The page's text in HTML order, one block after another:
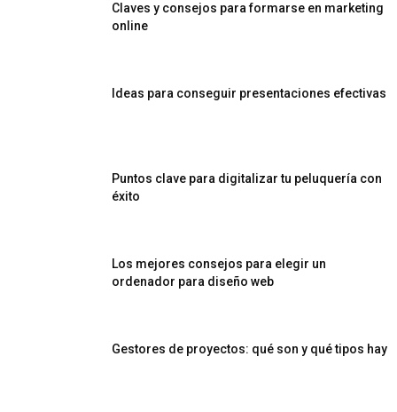
Claves y consejos para formarse en marketing
online
Ideas para conseguir presentaciones efectivas
Puntos clave para digitalizar tu peluquería con
éxito
Los mejores consejos para elegir un
ordenador para diseño web
Gestores de proyectos: qué son y qué tipos hay